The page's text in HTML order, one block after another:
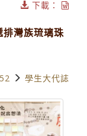
下載：
灣族琉璃珠
學生大代誌